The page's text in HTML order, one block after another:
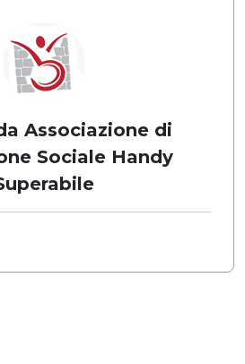
Associazione di
Sociale Handy